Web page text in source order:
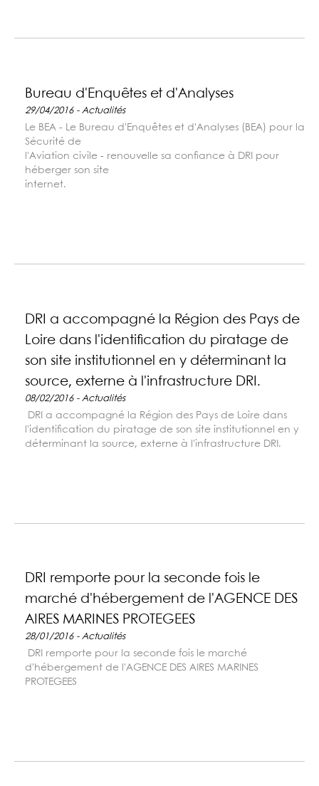
Bureau d'Enquêtes et d'Analyses
29/04/2016 - Actualités
Le BEA - Le Bureau d'Enquêtes et d'Analyses (BEA) pour la
Sécurité de
l'Aviation civile - renouvelle sa confiance à DRI pour
héberger son site
internet.
DRI a accompagné la Région des Pays de
Loire dans l'identification du piratage de
son site institutionnel en y déterminant la
source, externe à l'infrastructure DRI.
08/02/2016 - Actualités
DRI a accompagné la Région des Pays de Loire dans
l'identification du piratage de son site institutionnel en y
déterminant la source, externe à l'infrastructure DRI.
DRI remporte pour la seconde fois le
marché d'hébergement de l'AGENCE DES
AIRES MARINES PROTEGEES
28/01/2016 - Actualités
DRI remporte pour la seconde fois le marché
d'hébergement de l'AGENCE DES AIRES MARINES
PROTEGEES